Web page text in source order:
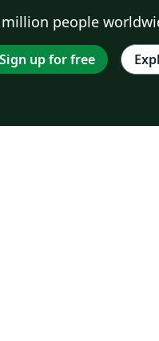
million people
Sign up for free